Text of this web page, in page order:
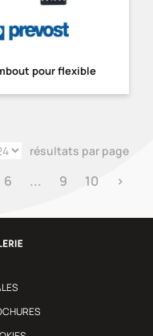
pour flexible
résultats par page
6 ... 9 10 ›